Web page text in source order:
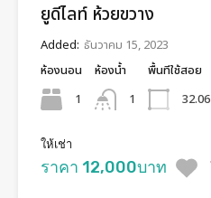
ยูดีไลท์ ห้วยขวาง
Added: ธันวาคม 15, 2023
ห้องนอน
1
ห้องน้ำ
1
พื้นทีใช้สอย
32.06
ให้เช่า
ราคา 12,000บาท